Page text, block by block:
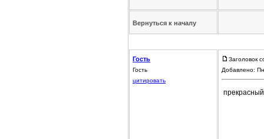
Вернуться к началу
Гость
Гость
цитировать
Заголовок
Добавлено: